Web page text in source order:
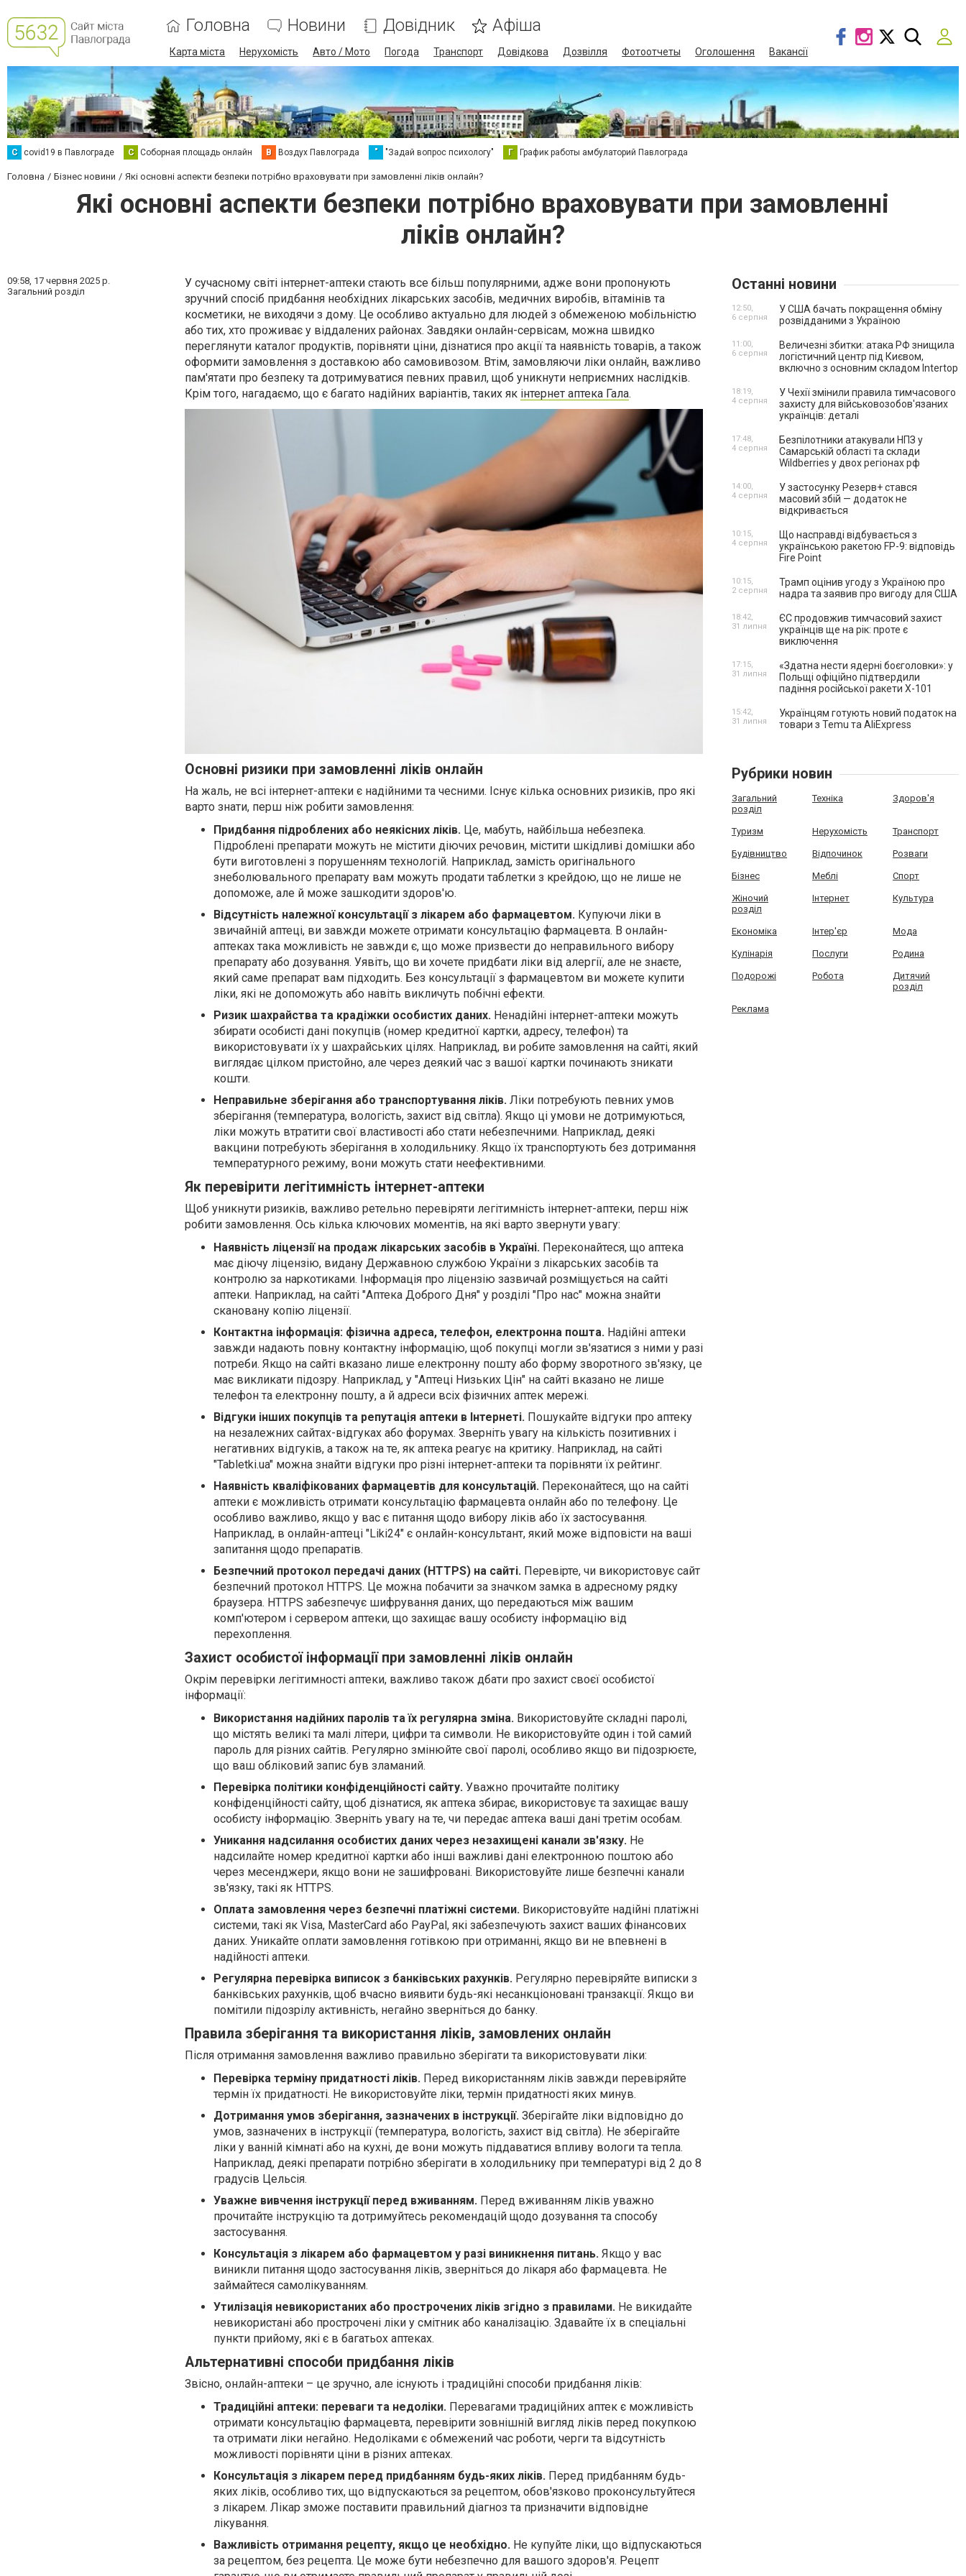
Головна Новини Довідник Афіша
Карта міста Нерухомість Авто / Мото Погода Транспорт Довідкова Дозвілля Фотоотчеты Оголошення Вакансії
C covid19 в Павлограде С Соборная площадь онлайн В Воздух Павлограда " "Задай вопрос психологу" Г График работы амбулаторий Павлограда
Головна Бізнес новини Які основні аспекти безпеки потрібно враховувати при замовленні ліків онлайн?
Які основні аспекти безпеки потрібно враховувати при замовленні
ліків онлайн?
09:58, 17 червня 2025 р.
Загальний розділ
У сучасному світі інтернет-аптеки стають все більш популярними, адже вони пропонують
зручний спосіб придбання необхідних лікарських засобів, медичних виробів, вітамінів та
косметики, не виходячи з дому. Це особливо актуально для людей з обмеженою мобільністю
або тих, хто проживає у віддалених районах. Завдяки онлайн-сервісам, можна швидко
переглянути каталог продуктів, порівняти ціни, дізнатися про акції та наявність товарів, а також
оформити замовлення з доставкою або самовивозом. Втім, замовляючи ліки онлайн, важливо
пам'ятати про безпеку та дотримуватися певних правил, щоб уникнути неприємних наслідків.
Крім того, нагадаємо, що є багато надійних варіантів, таких як інтернет аптека Гала.
Основні ризики при замовленні ліків онлайн
На жаль, не всі інтернет-аптеки є надійними та чесними. Існує кілька основних ризиків, про які
варто знати, перш ніж робити замовлення:
Придбання підроблених або неякісних ліків. Це, мабуть, найбільша небезпека.
Підроблені препарати можуть не містити діючих речовин, містити шкідливі домішки або
бути виготовлені з порушенням технологій. Наприклад, замість оригінального
знеболювального препарату вам можуть продати таблетки з крейдою, що не лише не
допоможе, але й може зашкодити здоров'ю.
Відсутність належної консультації з лікарем або фармацевтом. Купуючи ліки в
звичайній аптеці, ви завжди можете отримати консультацію фармацевта. В онлайн-
аптеках така можливість не завжди є, що може призвести до неправильного вибору
препарату або дозування. Уявіть, що ви хочете придбати ліки від алергії, але не знаєте,
який саме препарат вам підходить. Без консультації з фармацевтом ви можете купити
ліки, які не допоможуть або навіть викличуть побічні ефекти.
Ризик шахрайства та крадіжки особистих даних. Ненадійні інтернет-аптеки можуть
збирати особисті дані покупців (номер кредитної картки, адресу, телефон) та
використовувати їх у шахрайських цілях. Наприклад, ви робите замовлення на сайті, який
виглядає цілком пристойно, але через деякий час з вашої картки починають зникати
кошти.
Неправильне зберігання або транспортування ліків. Ліки потребують певних умов
зберігання (температура, вологість, захист від світла). Якщо ці умови не дотримуються,
ліки можуть втратити свої властивості або стати небезпечними. Наприклад, деякі
вакцини потребують зберігання в холодильнику. Якщо їх транспортують без дотримання
температурного режиму, вони можуть стати неефективними.
Як перевірити легітимність інтернет-аптеки
Щоб уникнути ризиків, важливо ретельно перевіряти легітимність інтернет-аптеки, перш ніж
робити замовлення. Ось кілька ключових моментів, на які варто звернути увагу:
Наявність ліцензії на продаж лікарських засобів в Україні. Переконайтеся, що аптека
має діючу ліцензію, видану Державною службою України з лікарських засобів та
контролю за наркотиками. Інформація про ліцензію зазвичай розміщується на сайті
аптеки. Наприклад, на сайті "Аптека Доброго Дня" у розділі "Про нас" можна знайти
скановану копію ліцензії.
Контактна інформація: фізична адреса, телефон, електронна пошта. Надійні аптеки
завжди надають повну контактну інформацію, щоб покупці могли зв'язатися з ними у разі
потреби. Якщо на сайті вказано лише електронну пошту або форму зворотного зв'язку, це
має викликати підозру. Наприклад, у "Аптеці Низьких Цін" на сайті вказано не лише
телефон та електронну пошту, а й адреси всіх фізичних аптек мережі.
Відгуки інших покупців та репутація аптеки в Інтернеті. Пошукайте відгуки про аптеку
на незалежних сайтах-відгуках або форумах. Зверніть увагу на кількість позитивних і
негативних відгуків, а також на те, як аптека реагує на критику. Наприклад, на сайті
"Tabletki.ua" можна знайти відгуки про різні інтернет-аптеки та порівняти їх рейтинг.
Наявність кваліфікованих фармацевтів для консультацій. Переконайтеся, що на сайті
аптеки є можливість отримати консультацію фармацевта онлайн або по телефону. Це
особливо важливо, якщо у вас є питання щодо вибору ліків або їх застосування.
Наприклад, в онлайн-аптеці "Liki24" є онлайн-консультант, який може відповісти на ваші
запитання щодо препаратів.
Безпечний протокол передачі даних (HTTPS) на сайті. Перевірте, чи використовує сайт
безпечний протокол HTTPS. Це можна побачити за значком замка в адресному рядку
браузера. HTTPS забезпечує шифрування даних, що передаються між вашим
комп'ютером і сервером аптеки, що захищає вашу особисту інформацію від
перехоплення.
Захист особистої інформації при замовленні ліків онлайн
Окрім перевірки легітимності аптеки, важливо також дбати про захист своєї особистої
інформації:
Використання надійних паролів та їх регулярна зміна. Використовуйте складні паролі,
що містять великі та малі літери, цифри та символи. Не використовуйте один і той самий
пароль для різних сайтів. Регулярно змінюйте свої паролі, особливо якщо ви підозрюєте,
що ваш обліковий запис був зламаний.
Перевірка політики конфіденційності сайту. Уважно прочитайте політику
конфіденційності сайту, щоб дізнатися, як аптека збирає, використовує та захищає вашу
особисту інформацію. Зверніть увагу на те, чи передає аптека ваші дані третім особам.
Уникання надсилання особистих даних через незахищені канали зв'язку. Не
надсилайте номер кредитної картки або інші важливі дані електронною поштою або
через месенджери, якщо вони не зашифровані. Використовуйте лише безпечні канали
зв'язку, такі як HTTPS.
Оплата замовлення через безпечні платіжні системи. Використовуйте надійні платіжні
системи, такі як Visa, MasterCard або PayPal, які забезпечують захист ваших фінансових
даних. Уникайте оплати замовлення готівкою при отриманні, якщо ви не впевнені в
надійності аптеки.
Регулярна перевірка виписок з банківських рахунків. Регулярно перевіряйте виписки з
банківських рахунків, щоб вчасно виявити будь-які несанкціоновані транзакції. Якщо ви
помітили підозрілу активність, негайно зверніться до банку.
Правила зберігання та використання ліків, замовлених онлайн
Після отримання замовлення важливо правильно зберігати та використовувати ліки:
Перевірка терміну придатності ліків. Перед використанням ліків завжди перевіряйте
термін їх придатності. Не використовуйте ліки, термін придатності яких минув.
Дотримання умов зберігання, зазначених в інструкції. Зберігайте ліки відповідно до
умов, зазначених в інструкції (температура, вологість, захист від світла). Не зберігайте
ліки у ванній кімнаті або на кухні, де вони можуть піддаватися впливу вологи та тепла.
Наприклад, деякі препарати потрібно зберігати в холодильнику при температурі від 2 до 8
градусів Цельсія.
Уважне вивчення інструкції перед вживанням. Перед вживанням ліків уважно
прочитайте інструкцію та дотримуйтесь рекомендацій щодо дозування та способу
застосування.
Консультація з лікарем або фармацевтом у разі виникнення питань. Якщо у вас
виникли питання щодо застосування ліків, зверніться до лікаря або фармацевта. Не
займайтеся самолікуванням.
Утилізація невикористаних або прострочених ліків згідно з правилами. Не викидайте
невикористані або прострочені ліки у смітник або каналізацію. Здавайте їх в спеціальні
пункти прийому, які є в багатьох аптеках.
Альтернативні способи придбання ліків
Звісно, онлайн-аптеки – це зручно, але існують і традиційні способи придбання ліків:
Традиційні аптеки: переваги та недоліки. Перевагами традиційних аптек є можливість
отримати консультацію фармацевта, перевірити зовнішній вигляд ліків перед покупкою
та отримати ліки негайно. Недоліками є обмежений час роботи, черги та відсутність
можливості порівняти ціни в різних аптеках.
Консультація з лікарем перед придбанням будь-яких ліків. Перед придбанням будь-
яких ліків, особливо тих, що відпускаються за рецептом, обов'язково проконсультуйтеся
з лікарем. Лікар зможе поставити правильний діагноз та призначити відповідне
лікування.
Важливість отримання рецепту, якщо це необхідно. Не купуйте ліки, що відпускаються
за рецептом, без рецепта. Це може бути небезпечно для вашого здоров'я. Рецепт
Останні новини
У США бачать покращення обміну
розвідданими з Україною
12:50,
6 серпня
Величезні збитки: атака РФ знищила
логістичний центр під Києвом,
включно з основним складом Intertop
11:00,
6 серпня
У Чехії змінили правила тимчасового
захисту для військовозобов'язаних
українців: деталі
18:19,
4 серпня
Безпілотники атакували НПЗ у
Самарській області та склади
Wildberries у двох регіонах рф
17:48,
4 серпня
У застосунку Резерв+ стався
масовий збій — додаток не
відкривається
14:00,
4 серпня
Що насправді відбувається з
українською ракетою FP-9: відповідь
Fire Point
10:15,
4 серпня
Трамп оцінив угоду з Україною про
надра та заявив про вигоду для США
10:15,
2 серпня
ЄС продовжив тимчасовий захист
українців ще на рік: проте є
виключення
18:42,
31 липня
«Здатна нести ядерні боєголовки»: у
Польщі офіційно підтвердили
падіння російської ракети Х-101
17:15,
31 липня
Українцям готують новий податок на
товари з Temu та AliExpress
15:42,
31 липня
Рубрики новин
Загальний
розділ
Техніка Здоров'я
Туризм Нерухомість Транспорт
Будівництво Відпочинок Розваги
Бізнес Меблі Спорт
Жіночий
розділ
Інтернет Культура
Економіка Інтер'єр Мода
Кулінарія Послуги Родина
Подорожі Робота
Дитячий
розділ
Реклама